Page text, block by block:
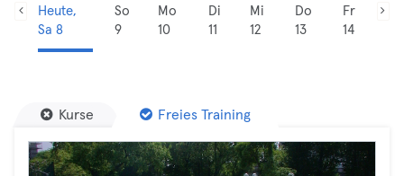
Heute,
Sa 8
So
9
Mo
10
Di
11
Mi
12
Do
13
Fr
14
Kurse Freies Training